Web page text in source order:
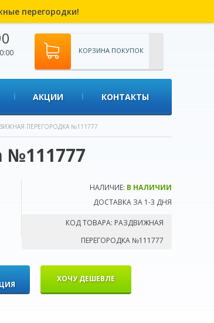
перегородки!
КОРЗИНА ПОКУПОК
АКЦИИ КОНТАКТЫ
ПЕРЕГОРОДКА №111777
№111777
НАЛИЧИЕ: В НАЛИЧИИ
ДОСТАВКА ЗА 1-3 ДНЯ
КОД ТОВАРА: РАЗДВИЖНАЯ
ПЕРЕГОРОДКА №111777
ХОЧУ ДЕШЕВЛЕ